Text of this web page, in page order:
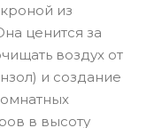
из
ценится за
воздух от
и создание
в высоту